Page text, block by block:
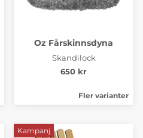
Oz Fårskinnsdyna
Skandilock
650 kr
Fler varianter
Kampanj